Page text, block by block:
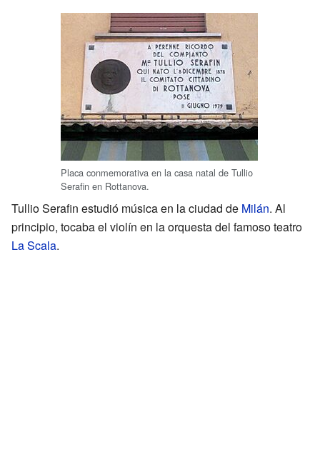
Placa conmemorativa en la casa natal de Tullio
Serafin en Rottanova.
Tullio Serafin estudió música en la ciudad de Milán. Al
principio, tocaba el violín en la orquesta del famoso teatro
La Scala.